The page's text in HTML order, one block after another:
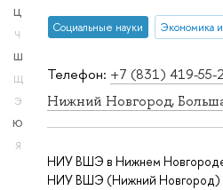
Ц
Ч
Ш
Щ
Э
Ю
Я
Телефон: +7 (831) 419-55-
Нижний Новгород,
Социальные науки Экономика
НИУ ВШЭ в Нижнем
НИУ ВШЭ (Нижний Новгород)